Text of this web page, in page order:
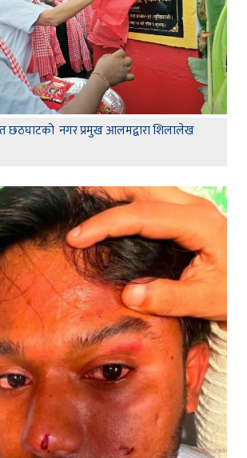
छठघाटको नगर प्रमुख आलमद्वारा शिलालेख